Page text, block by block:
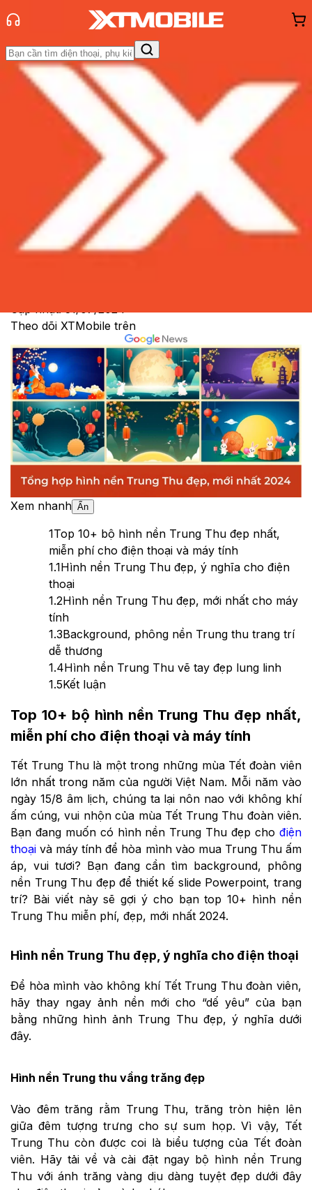
Trang chủ
Tin tức
App - Game
Đánh Giá - Trên TaySo Sánh Tư vấnKhuyến
Hỏi đáp App - Game Thông báo
hàng - Sự kiện
Tổng hợp 10+ bộ hình nền Trung
Thu đẹp, mới nhất hiện nay!
Cập nhật:31/07/2024
Theo dõi XTMobile trên
Xem nhanh Ẩn
1Top 10+ bộ hình nền Trung Thu đẹp nhất,
miễn phí cho điện thoại và máy tính
1.1Hình nền Trung Thu đẹp, ý nghĩa cho điện
thoại
1.2Hình nền Trung Thu đẹp, mới nhất cho máy
tính
1.3Background, phông nền Trung thu trang trí
dễ thương
1.4Hình nền Trung Thu vẽ tay đẹp lung linh
1.5Kết luận
Top 10+ bộ hình nền Trung Thu đẹp nhất,
miễn phí cho điện thoại và máy tính
Tết Trung Thu là một trong những mùa Tết đoàn viên
lớn nhất trong năm của người Việt Nam. Mỗi năm vào
ngày 15/8 âm lịch, chúng ta lại nôn nao với không khí
ấm cúng, vui nhộn của mùa Tết Trung Thu đoàn viên.
Bạn đang muốn có hình nền Trung Thu đẹp cho điện
thoại và máy tính để hòa mình vào mua Trung Thu ấm
áp, vui tươi? Bạn đang cần tìm background, phông
nền Trung Thu đẹp để thiết kế slide Powerpoint, trang
trí? Bài viết này sẽ gợi ý cho bạn top 10+ hình nền
Trung Thu miễn phí, đẹp, mới nhất 2024.
Hình nền Trung Thu đẹp, ý nghĩa cho điện thoại
Để hòa mình vào không khí Tết Trung Thu đoàn viên,
hãy thay ngay ảnh nền mới cho “dế yêu” của bạn
bằng những hình ảnh Trung Thu đẹp, ý nghĩa dưới
đây.
Hình nền Trung thu vầng trăng đẹp
Vào đêm trăng rằm Trung Thu, trăng tròn hiện lên
giữa đêm tượng trưng cho sự sum họp. Vì vậy, Tết
Trung Thu còn được coi là biểu tượng của Tết đoàn
viên. Hãy tải về và cài đặt ngay bộ hình nền Trung
Thu với ánh trăng vàng dịu dàng tuyệt đẹp dưới đây